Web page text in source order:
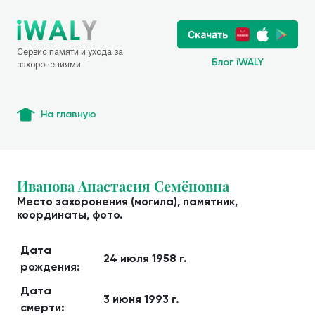
Сервис памяти и ухода за
захоронениями
Блог iWALY
На главную
Иванова Анастасия Семёновна
Место захоронения (могила), памятник,
координаты, фото.
Дата
рождения:
24 июля 1958 г.
Дата
смерти:
3 июня 1993 г.